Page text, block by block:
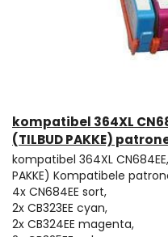
kompatibel 364XL
(TILBUD PAKKE)
kompatibel 364XL
PAKKE) Kompatibele
4x CN684EE sort,
2x CB323EE cyan,
2x CB324EE magenta,